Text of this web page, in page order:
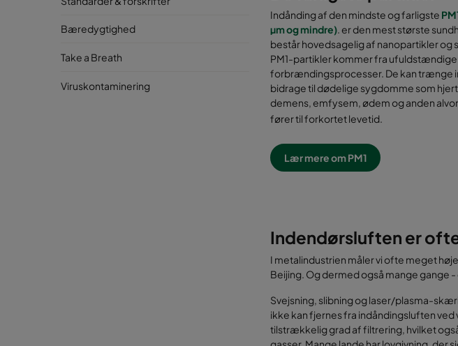
Bæredygtighed
Take a Breath
Viruskontaminering
Indånding af den mindste og farligste
µm og mindre). er den mest største
består hovedsagelig af nanopartikler og
PM1-partikler kommer fra ufuldstændige
forbrændingsprocesser. De kan trænge
bidrage til dødelige sygdomme som
demens, emfysem, ødem og anden
fører til forkortet levetid.
Lær mere om PM1
Indendørsluften er
I metalindustrien måler vi ofte meget
Beijing. Og dermed også mange gange
Svejsning, slibning og laser/plasma-
ikke kan fjernes fra indåndingsluften
tilstrækkelig grad af filtrering, hvilket